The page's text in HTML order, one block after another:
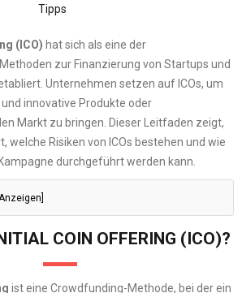
(ICO) hat sich als eine der
zur Finanzierung von Startups und
Unternehmen setzen auf ICOs, um
innovative Produkte oder
Markt zu bringen. Dieser Leitfaden zeigt,
welche Risiken von ICOs bestehen und wie
durchgeführt werden kann.
COIN OFFERING (ICO)?
ist eine Crowdfunding-Methode, bei der ein